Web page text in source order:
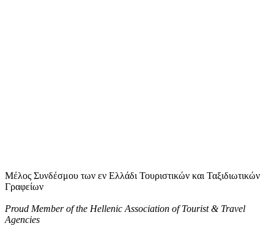
Μέλος Συνδέσμου των εν Ελλάδι Τουριστικών και Ταξιδιωτικών
Γραφείων
Proud Member of the Hellenic Association of Tourist & Travel
Agencies